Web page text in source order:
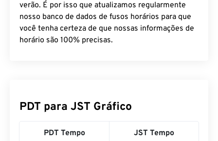
verão. É por isso que atualizamos regularmente
nosso banco de dados de fusos horários para que
você tenha certeza de que nossas informações de
horário são 100% precisas.
PDT para JST Gráfico
PDT Tempo JST Tempo